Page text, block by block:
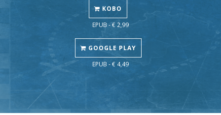
KOBO
EPUB - € 2,99
GOOGLE PLAY
EPUB - € 4,49